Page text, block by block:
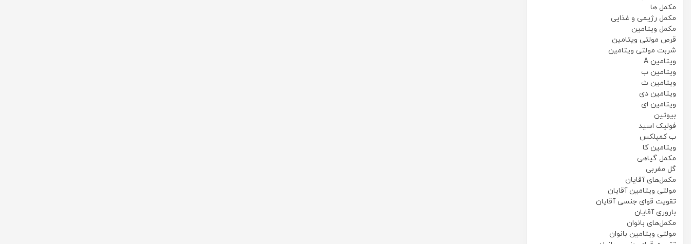
مکمل ها
مکمل رژیمی و غذایی
مکمل ویتامین
قرص مولتی ویتامین
شربت مولتی ویتامین
ویتامین A
ویتامین ب
ویتامین ث
ویتامین دی
ویتامین ای
بیوتین
فولیک اسید
ب کمپلکس
ویتامین کا
مکمل گیاهی
گل مغربی
مکمل‌های آقایان
مولتی ویتامین آقایان
تقویت قوای جنسی آقایان
باروری آقایان
مکمل‌های بانوان
مولتی ویتامین بانوان